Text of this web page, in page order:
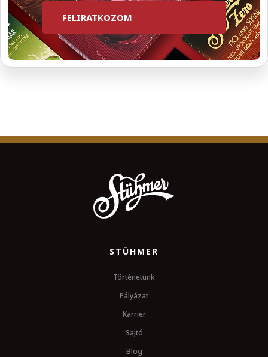
FELIRATKOZOM
STÜHMER
Történetünk
Pályázat
Karrier
Sajtó
Blog